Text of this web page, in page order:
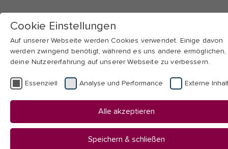
Skip to main navigation Skip to page footer
You
here:
Startseite
Bibliothek
Termine / Beratung / Kurse
Cookie Einstellungen
Auf unserer Webseite werden Cookies verwendet. Einige davon
werden zwingend benötigt, während es uns andere ermöglichen,
deine Nutzererfahrung auf unserer Webseite zu verbessern.
Essenziell Analyse und Performance Externe
Alle akzeptieren
Speichern & schließen